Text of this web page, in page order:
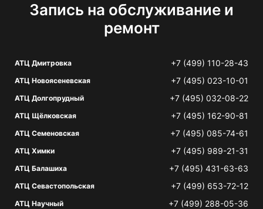
Запись на обслуживание и
ремонт
АТЦ Дмитровка +7 (499) 110-28-43
АТЦ Новоясеневская +7 (495) 023-10-01
АТЦ Долгопрудный +7 (495) 032-08-22
АТЦ Щёлковская +7 (495) 162-90-81
АТЦ Семеновская +7 (495) 085-74-61
АТЦ Химки +7 (495) 989-21-31
АТЦ Балашиха +7 (495) 431-63-63
АТЦ Севастопольская +7 (499) 653-72-12
АТЦ Научный +7 (499) 288-05-36